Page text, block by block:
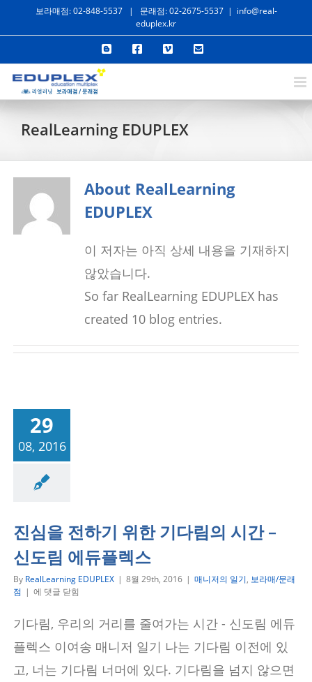
텐
건
보라매점: 02-848-5537| 문래점: 02-2675-5537 | info@real-
eduplex.kr
BloggerFacebookVimeo이
RealLearning EDUPLEX
About RealLearning
EDUPLEX
이 저자는 아직 상세 내용을 기재하지
않았습니다.
So far RealLearning EDUPLEX has
created 10 blog entries.
29
08, 2016
진심을 전하기 위한 기다림의 시간 –
신도림 에듀플렉스
By RealLearning EDUPLEX | 8월 29th, 2016 | 매니저의 일기, 보라매/문래
점 | 진
을
전
하
기
위
에 댓글 닫힘
기다림, 우리의 거리를 줄여가는 시간 - 신도림 에듀
플렉스 이여송 매니저 일기 나는 기다림 이전에 있
고, 너는 기다림 너머에 있다. 기다림을 넘지 않으면